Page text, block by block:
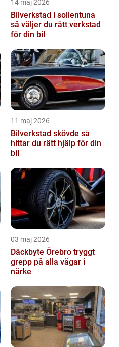
14 maj 2026
Bilverkstad i sollentuna
så väljer du rätt verkstad
för din bil
11 maj 2026
Bilverkstad skövde så
hittar du rätt hjälp för din
bil
03 maj 2026
Däckbyte Örebro tryggt
grepp på alla vägar i
närke